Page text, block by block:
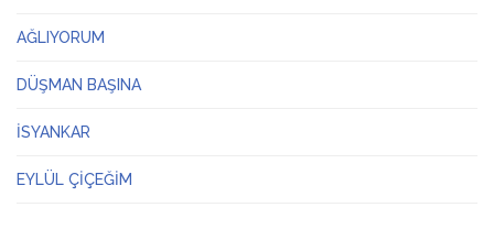
AĞLIYORUM
DÜŞMAN BAŞINA
İSYANKAR
EYLÜL ÇİÇEĞİM